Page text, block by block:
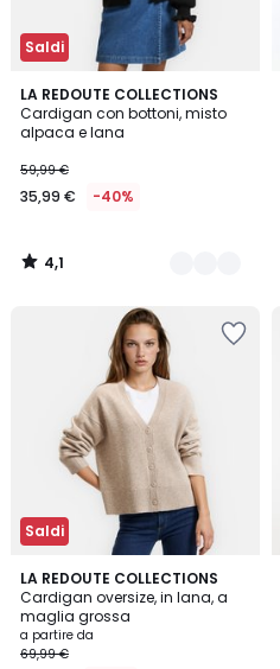
Saldi
LA REDOUTE COLLECTIONS
Cardigan con bottoni, misto
alpaca e lana
59,99 €
35,99 € -40%
4,1
/ 5
2
Colori
4,1
/
Saldi
LA REDOUTE COLLECTIONS
Cardigan oversize, in lana, a
maglia grossa
a partire da
69,99 €
4,5
/ 5
2
Colori